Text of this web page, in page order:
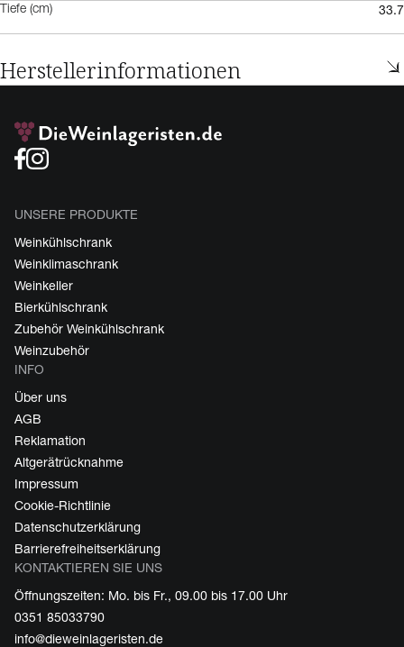
Tiefe (cm) 33.7
Herstellerinformationen
UNSERE PRODUKTE
Weinkühlschrank
Weinklimaschrank
Weinkeller
Bierkühlschrank
Zubehör Weinkühlschrank
Weinzubehör
INFO
Über uns
AGB
Reklamation
Altgerätrücknahme
Impressum
Cookie-Richtlinie
Datenschutzerklärung
Barrierefreiheitserklärung
KONTAKTIEREN SIE UNS
Öffnungszeiten: Mo. bis Fr., 09.00 bis 17.00 Uhr
0351 85033790
info@dieweinlageristen.de